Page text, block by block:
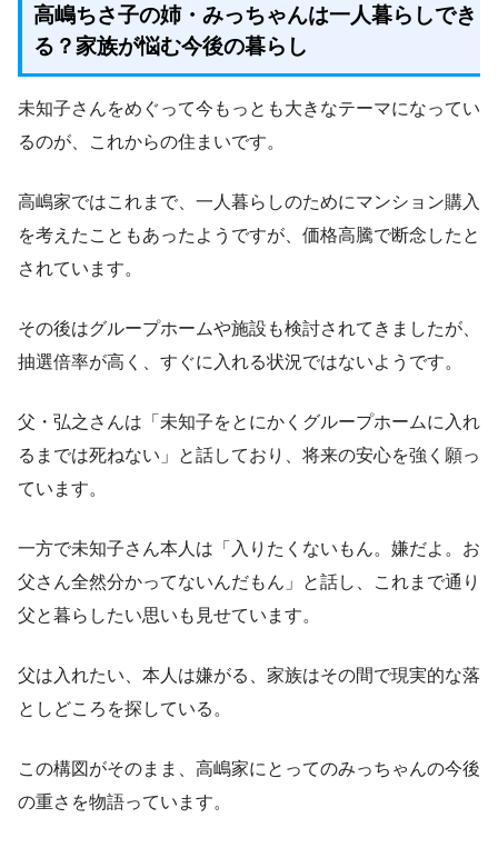
高嶋ちさ子の姉・みっちゃんは一人暮らしでき
る？家族が悩む今後の暮らし
未知子さんをめぐって今もっとも大きなテーマになってい
るのが、これからの住まいです。
高嶋家ではこれまで、一人暮らしのためにマンション購入
を考えたこともあったようですが、価格高騰で断念したと
されています。
その後はグループホームや施設も検討されてきましたが、
抽選倍率が高く、すぐに入れる状況ではないようです。
父・弘之さんは「未知子をとにかくグループホームに入れ
るまでは死ねない」と話しており、将来の安心を強く願っ
ています。
一方で未知子さん本人は「入りたくないもん。嫌だよ。お
父さん全然分かってないんだもん」と話し、これまで通り
父と暮らしたい思いも見せています。
父は入れたい、本人は嫌がる、家族はその間で現実的な落
としどころを探している。
この構図がそのまま、高嶋家にとってのみっちゃんの今後
の重さを物語っています。